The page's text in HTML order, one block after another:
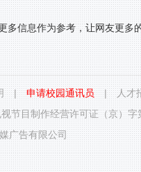
多信息作为参考，让网友更多
| 申请校园通讯员 |
人才
节目制作经营许可证（京）字
广告有限公司